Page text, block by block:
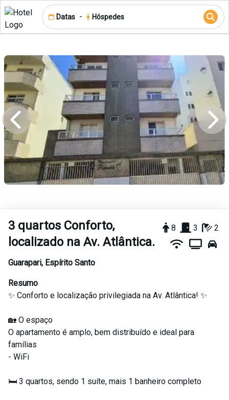
Datas - Hóspedes
3 quartos Conforto,
localizado na Av. Atlântica.
8 3 2
Guarapari, Espírito Santo
Resumo
✨ Conforto e localização privilegiada na Av. Atlântica! ✨
🏡 O espaço
O apartamento é amplo, bem distribuído e ideal para
famílias
- WiFi
🛏️ 3 quartos, sendo 1 suíte, mais 1 banheiro completo